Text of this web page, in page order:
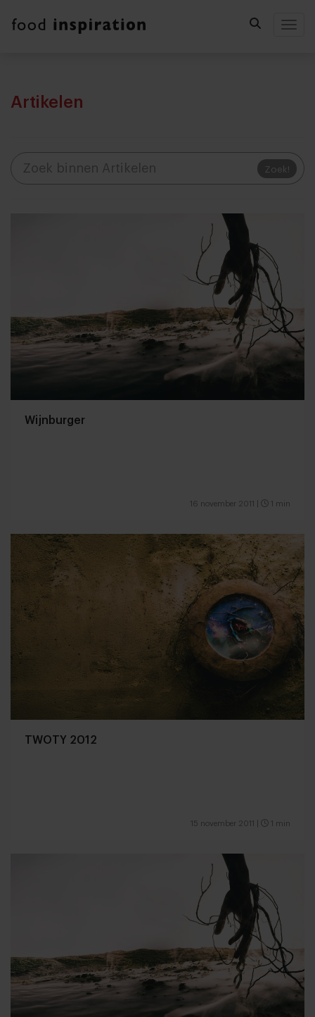
Artikelen
Zoek!
Wijnburger
16 november 2011 1 min
TWOTY 2012
15 november 2011 1 min